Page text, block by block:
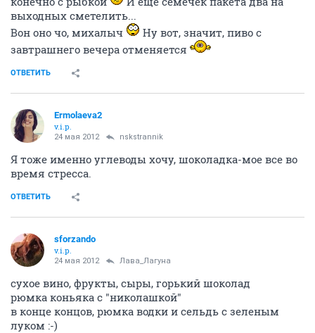
выходных сметелить...
Вон оно чо, михалыч
Ну вот, значит, пиво с
завтрашнего вечера отменяется
ОТВЕТИТЬ
Ermolaeva2
v.i.p.
24 мая 2012 nskstrannik
Я тоже именно углеводы хочу, шоколадка-мое все во
время стресса.
ОТВЕТИТЬ
sforzando
v.i.p.
24 мая 2012 Лава_Лагуна
сухое вино, фрукты, сыры, горький шоколад
рюмка коньяка с "николашкой"
в конце концов, рюмка водки и сельдь с зеленым
луком :-)